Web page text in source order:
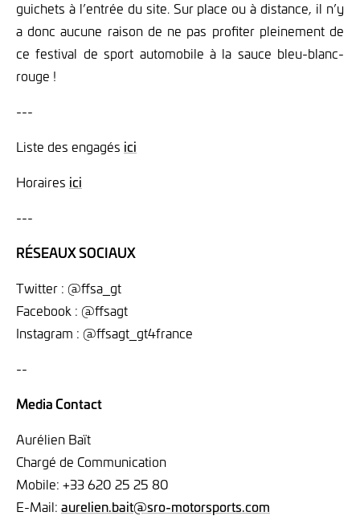
guichets à l’entrée du site. Sur place ou à distance, il n’y
a donc aucune raison de ne pas profiter pleinement de
ce festival de sport automobile à la sauce bleu-blanc-
rouge !
---
Liste des engagés ici
Horaires ici
---
RÉSEAUX SOCIAUX
Twitter : @ffsa_gt
Facebook : @ffsagt
Instagram : @ffsagt_gt4france
--
Media Contact
Aurélien Baït
Chargé de Communication
Mobile: +33 620 25 25 80
E-Mail: aurelien.bait@sro-motorsports.com